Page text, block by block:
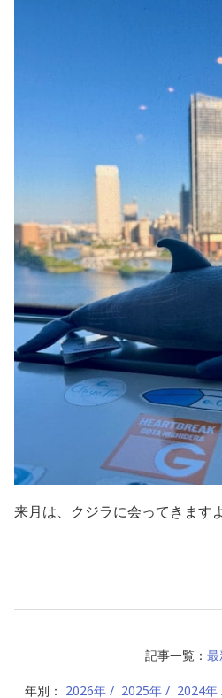
来月は、クジラに会ってきます
記事一覧：
年別： 2026年 2025年 2024年